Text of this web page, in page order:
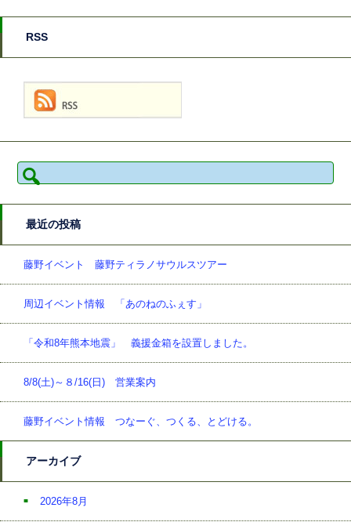
RSS
検
索:
最近の投稿
藤野イベント 藤野ティラノサウルスツアー
周辺イベント情報 「あのねのふぇす」
「令和8年熊本地震」 義援金箱を設置しました。
8/8(土)～８/16(日) 営業案内
藤野イベント情報 つなーぐ、つくる、とどける。
アーカイブ
2026年8月